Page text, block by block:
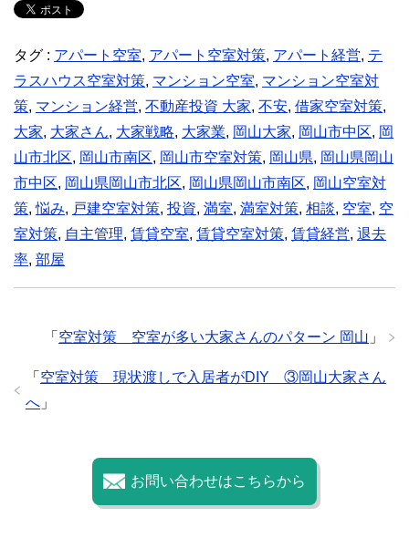
e
b
o
o
k
er
at r
タグ : アパート空室, アパート空室対策, アパート経営, テ
ラスハウス空室対策, マンション空室, マンション空室対
策, マンション経営, 不動産投資 大家, 不安, 借家空室対策,
大家, 大家さん, 大家戦略, 大家業, 岡山大家, 岡山市中区, 岡
山市北区, 岡山市南区, 岡山市空室対策, 岡山県, 岡山県岡山
市中区, 岡山県岡山市北区, 岡山県岡山市南区, 岡山空室対
策,悩み, 戸建空室対策, 投資, 満室, 満室対策, 相談, 空室, 空
室対策, 自主管理, 賃貸空室, 賃貸空室対策, 賃貸経営, 退去
率, 部屋
「 空室対策 空室が多い大家さんのパターン 岡山 」
「 空室対策 現状渡しで入居者がDIY ③岡山大家さん
へ 」
お問い合わせはこちらから